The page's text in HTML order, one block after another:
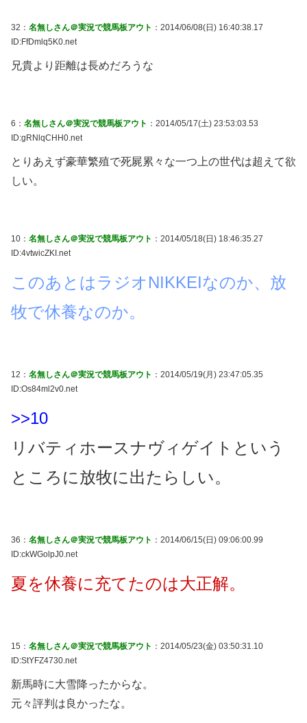
32： 名無しさん＠実況で競馬板アウト ：2014/06/08(日) 16:40:38.17
ID:FfDmlq5K0.net
兄貴より距離は長めだろうな
6： 名無しさん＠実況で競馬板アウト ：2014/05/17(土) 23:53:03.53
ID:gRNlqCHH0.net
とりあえず豪華繁殖で死屍累々な一つ上の世代は超えて欲
しい。
10： 名無しさん＠実況で競馬板アウト ：2014/05/18(日) 18:46:35.27
ID:4vtwicZKI.net
このあとはラジオNIKKEIなのか、放
牧で休養なのか。
12： 名無しさん＠実況で競馬板アウト ：2014/05/19(月) 23:47:05.35
ID:Os84ml2v0.net
>>10
リバティホースナヴィゲイトという
ところに放牧に出たらしい。
36： 名無しさん＠実況で競馬板アウト ：2014/06/15(日) 09:06:00.99
ID:ckWGolpJ0.net
夏を休養に充てたのは大正解。
15： 名無しさん＠実況で競馬板アウト ：2014/05/23(金) 03:50:31.10
ID:StYFZ4730.net
新馬時に大雪降ったからな。
元々評判は良かったな。